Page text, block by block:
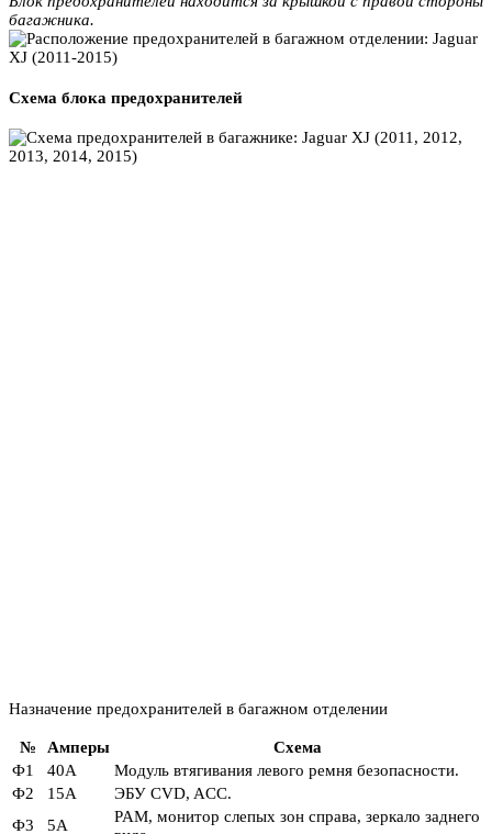
багажника.
Схема блока предохранителей
Назначение предохранителей в багажном отделении
№ Амперы
Схема
Ф1
40А
Модуль втягивания левого ремня безопасности.
Ф2
15А
ЭБУ CVD, ACC.
Ф3
5А
PAM, монитор слепых зон справа, зеркало заднего